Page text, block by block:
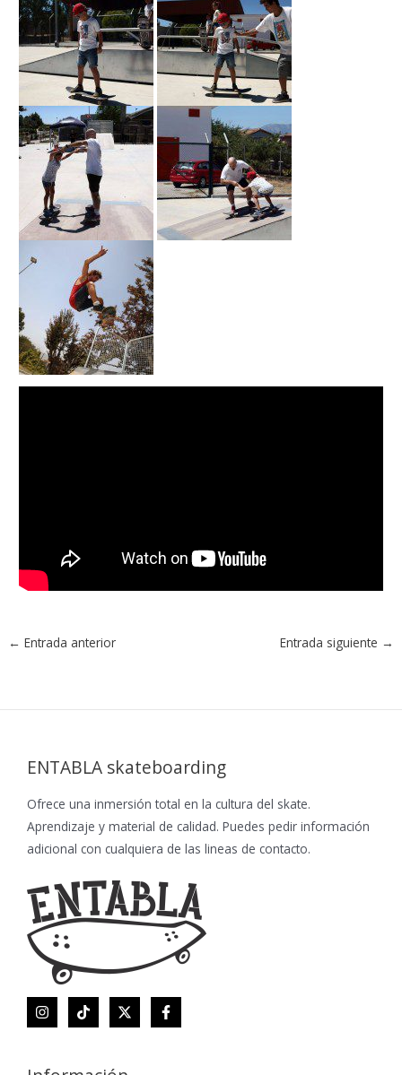
← Entrada anterior Entrada siguiente →
ENTABLA skateboarding
Ofrece una inmersión total en la cultura del skate.
Aprendizaje y material de calidad. Puedes pedir información
adicional con cualquiera de las lineas de contacto.